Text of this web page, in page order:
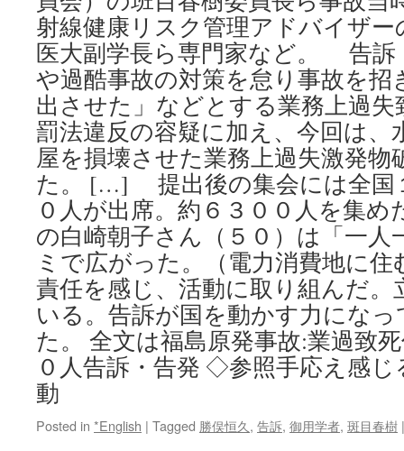
射線健康リスク管理アドバイザー
医大副学長ら専門家など。 告訴
や過酷事故の対策を怠り事故を招
出させた」などとする業務上過失
罰法違反の容疑に加え、今回は、
屋を損壊させた業務上過失激発物
た。 […] 提出後の集会には全国
０人が出席。約６３００人を集め
の白崎朝子さん（５０）は「一人
ミで広がった。（電力消費地に
責任を感じ、活動に取り組んだ
いる。告訴が国を動かす力にな
た。 全文は福島原発事故:業過致
０人告訴・告発 ◇参照手応え感じ
動
Posted in *English | Tagged 勝俣恒久 , 告訴, 御用学者, 斑目春樹 |